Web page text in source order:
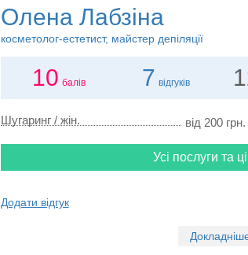
Олена Лабзіна
косметолог-естетист, майстер депіляції
10 балів 7 відгуків
Шугаринг / жін. від 200
Усі послуги та
Додати відгук